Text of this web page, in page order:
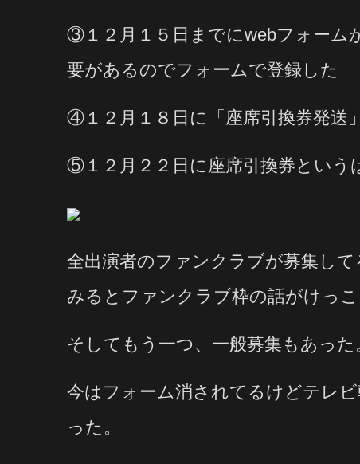
③１２月１５日までにwebフォーム
要があるのでフォームで登録した
④１２月１８日に「座席引換券発送
⑤１２月２２日に座席引換券という
全出演者のファンクラブが募集し
みるとファンクラブ枠の話がけっこ
そしてもう一つ、一般募集もあった
今はフォーム消されてるけどテレ
った。